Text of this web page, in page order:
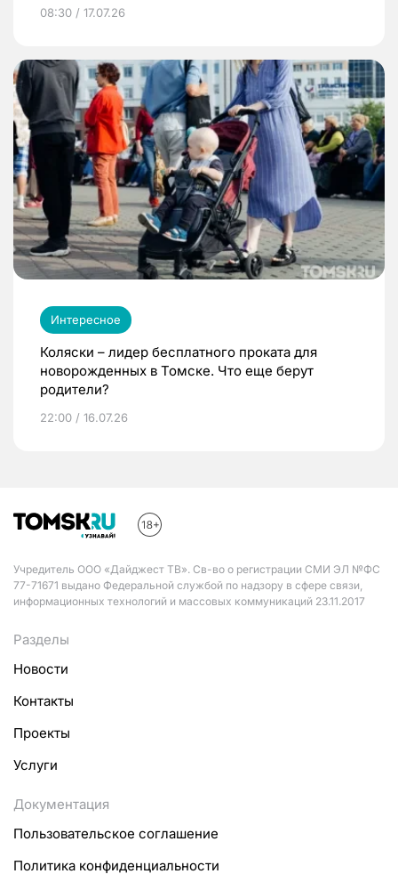
08:30 / 17.07.26
Интересное
Коляски – лидер бесплатного проката для
новорожденных в Томске. Что еще берут
родители?
22:00 / 16.07.26
Учредитель ООО «Дайджест ТВ». Св-во о регистрации СМИ ЭЛ №ФС
77-71671 выдано Федеральной службой по надзору в сфере связи,
информационных технологий и массовых коммуникаций 23.11.2017
Разделы
Новости
Контакты
Проекты
Услуги
Документация
Пользовательское соглашение
Политика конфиденциальности